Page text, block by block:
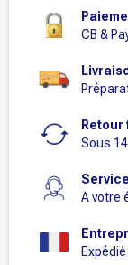
CB &
Retour
Sous
A votre